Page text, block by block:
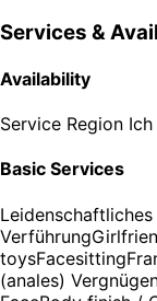
Services &
Availability
Service Region
Basic Services
Leidenschaftliches
Verführung
toysFacesitting
(anales)